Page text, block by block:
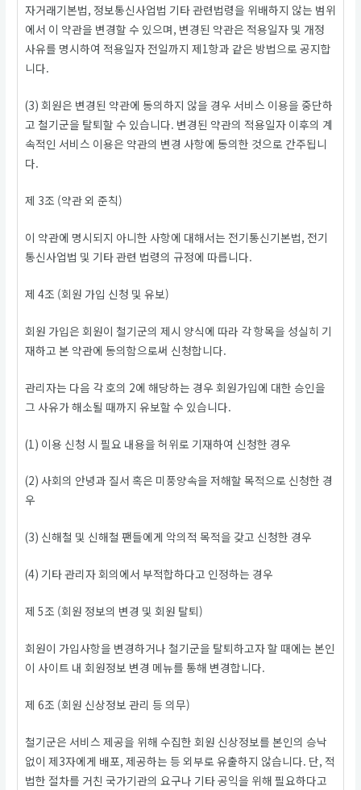
자거래기본법, 정보통신사업법 기타 관련법령을 위배하지 않는 범위
에서 이 약관을 변경할 수 있으며, 변경된 약관은 적용일자 및 개정
사유를 명시하여 적용일자 전일까지 제1항과 같은 방법으로 공지합
니다.
(3) 회원은 변경된 약관에 동의하지 않을 경우 서비스 이용을 중단하
고 철기군을 탈퇴할 수 있습니다. 변경된 약관의 적용일자 이후의 계
속적인 서비스 이용은 약관의 변경 사항에 동의한 것으로 간주됩니
다.
제 3조 (약관 외 준칙)
이 약관에 명시되지 아니한 사항에 대해서는 전기통신기본법, 전기
통신사업법 및 기타 관련 법령의 규정에 따릅니다.
제 4조 (회원 가입 신청 및 유보)
회원 가입은 회원이 철기군의 제시 양식에 따라 각 항목을 성실히 기
재하고 본 약관에 동의함으로써 신청합니다.
관리자는 다음 각 호의 2에 해당하는 경우 회원가입에 대한 승인을
그 사유가 해소될 때까지 유보할 수 있습니다.
(1) 이용 신청 시 필요 내용을 허위로 기재하여 신청한 경우
(2) 사회의 안녕과 질서 혹은 미풍양속을 저해할 목적으로 신청한 경
우
(3) 신해철 및 신해철 팬들에게 악의적 목적을 갖고 신청한 경우
(4) 기타 관리자 회의에서 부적합하다고 인정하는 경우
제 5조 (회원 정보의 변경 및 회원 탈퇴)
회원이 가입사항을 변경하거나 철기군을 탈퇴하고자 할 때에는 본인
이 사이트 내 회원정보 변경 메뉴를 통해 변경합니다.
제 6조 (회원 신상정보 관리 등 의무)
철기군은 서비스 제공을 위해 수집한 회원 신상정보를 본인의 승낙
없이 제3자에게 배포, 제공하는 등 외부로 유출하지 않습니다. 단, 적
법한 절차를 거친 국가기관의 요구나 기타 공익을 위해 필요하다고